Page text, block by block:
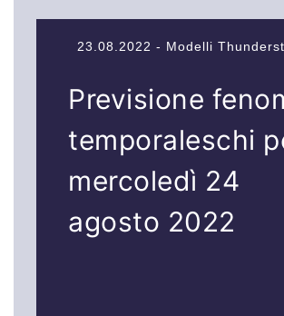
23.08.2022 - Modelli
Previsione
temporaleschi
mercoledì 24
agosto 2022